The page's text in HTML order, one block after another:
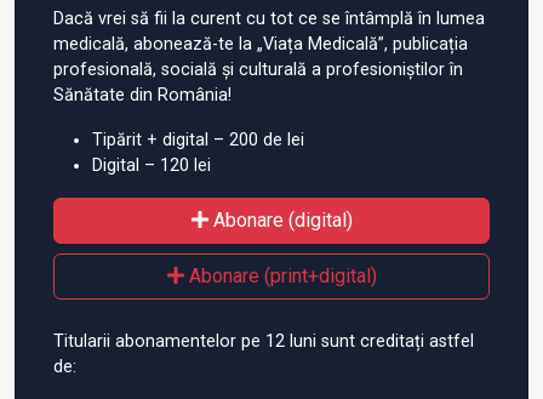
Dacă vrei să fii la curent cu tot ce se întâmplă în lumea
medicală, abonează-te la „Viața Medicală”, publicația
profesională, socială și culturală a profesioniștilor în
Sănătate din România!
Tipărit + digital – 200 de lei
Digital – 120 lei
Abonare (digital)
Abonare (print+digital)
Titularii abonamentelor pe 12 luni sunt creditați astfel
de: